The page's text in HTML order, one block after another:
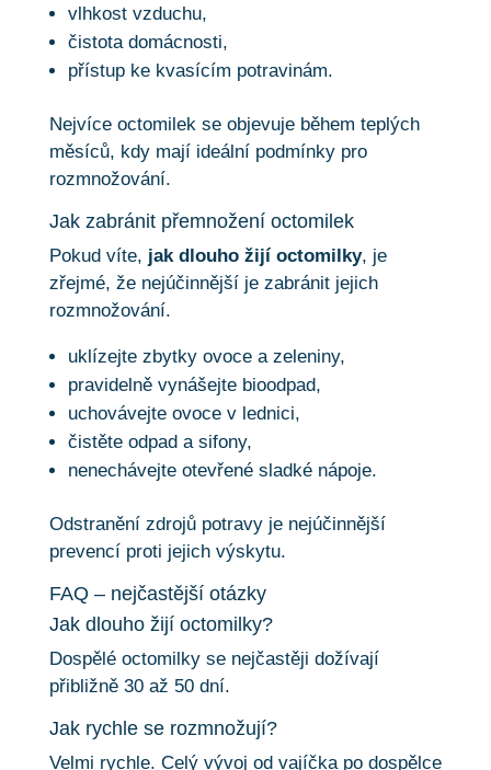
vlhkost vzduchu,
čistota domácnosti,
přístup ke kvasícím potravinám.
Nejvíce octomilek se objevuje během teplých
měsíců, kdy mají ideální podmínky pro
rozmnožování.
Jak zabránit přemnožení octomilek
Pokud víte, jak dlouho žijí octomilky, je
zřejmé, že nejúčinnější je zabránit jejich
rozmnožování.
uklízejte zbytky ovoce a zeleniny,
pravidelně vynášejte bioodpad,
uchovávejte ovoce v lednici,
čistěte odpad a sifony,
nenechávejte otevřené sladké nápoje.
Odstranění zdrojů potravy je nejúčinnější
prevencí proti jejich výskytu.
FAQ – nejčastější otázky
Jak dlouho žijí octomilky?
Dospělé octomilky se nejčastěji dožívají
přibližně 30 až 50 dní.
Jak rychle se rozmnožují?
Velmi rychle. Celý vývoj od vajíčka po dospělce